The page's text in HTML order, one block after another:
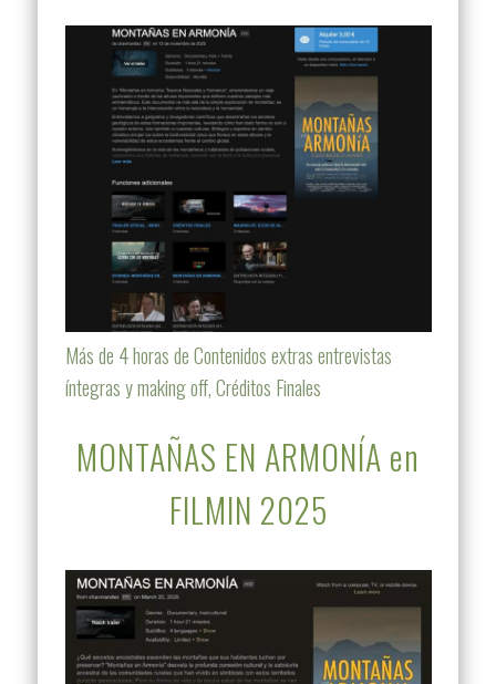
Más de 4 horas de Contenidos extras entrevistas
íntegras y making off, Créditos Finales
MONTAÑAS EN ARMONÍA en
FILMIN 2025